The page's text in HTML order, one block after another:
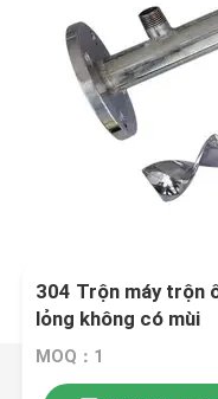
304 Trộn máy trộn
lỏng không có mùi
MOQ：1